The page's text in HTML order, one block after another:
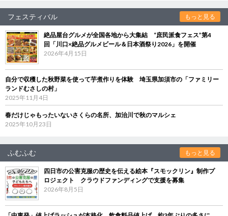
フェスティバル もっと見る
絶品屋台グルメが全国各地から大集結 “庶民派食フェス”第4
回「川口×絶品グルメビール＆日本酒祭り2026」を開催
2026年4月15日
自分で収穫した秋野菜を使って芋煮作りを体験 埼玉県加須市の「ファミリー
ランドむさしの村」
2025年11月4日
春だけじゃもったいないさくらの名所、加治川で秋のマルシェ
2025年10月23日
ふむふむ もっと見る
四日市の公害克服の歴史を伝える絵本『スモックリン』制作プ
ロジェクト クラウドファンディングで支援を募集
2026年8月5日